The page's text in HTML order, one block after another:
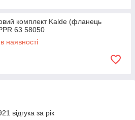
комплект Kalde (фланець
63 58050
наявності
відгука за рік